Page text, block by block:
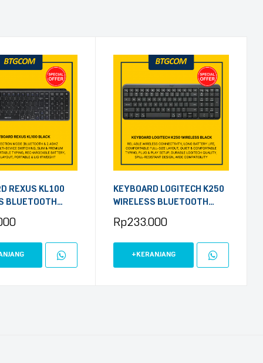
REXUS KL100
BLUETOOTH
KEYBOARD LOGITECH K250
WIRELESS BLUETOOTH
Rp233.000
+KERANJANG